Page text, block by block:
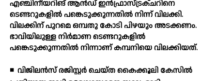
എഞ്ചിനീയറിങ് ആന്‍ഡ് ഇന്‍ഫ്രാസ്ട്രക്ചറിനെ
ടെണ്ടറുകളില്‍ പങ്കെടുക്കുന്നതില്‍ നിന്ന് വിലക്കി.
വിലക്കിന് പുറമെ ഒമ്പതു കോടി പിഴയും അടക്കണം.
ഭാവിയിലുള്ള നിര്‍മാണ ടെണ്ടറുകളില്‍
പങ്കെടുക്കുന്നതില്‍ നിന്നാണ് കമ്പനിയെ വിലക്കിയത്.
◾ വിജിലന്‍സ് രജിസ്റ്റര്‍ ചെയ്ത കൈക്കൂലി കേസില്‍